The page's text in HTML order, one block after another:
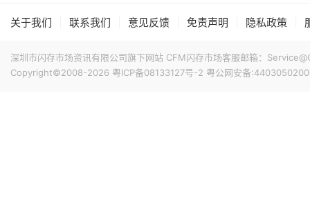
关于我们 联系我们 意见反馈 免责声明 隐私政策
深圳市闪存市场资讯有限公司旗下网站 CFM闪存市场客服邮箱：
Copyright©2008-2026 粤ICP备08133127号-2 粤公网安备